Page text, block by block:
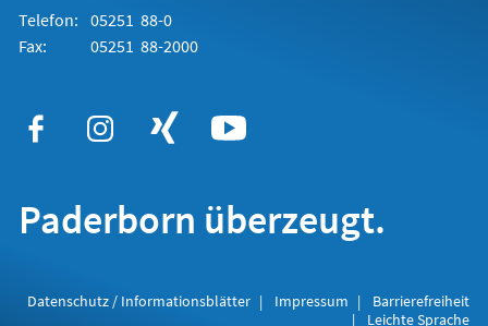
Telefon: 05251 88-0
Fax:
05251 88-2000
Paderborn überzeugt.
Datenschutz / Informationsblätter Impressum
Barrierefreiheit
Leichte Sprache